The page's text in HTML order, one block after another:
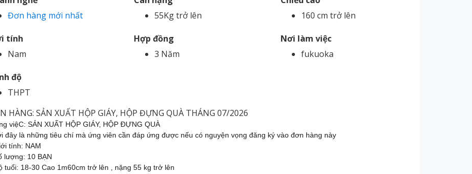
Đơn hàng mới nhất
55Kg trở lên
160 cm trở lên
tính
Nam
Hợp đồng
3 Năm
Nơi làm việc
fukuoka
độ
THPT
HÀNG: SẢN XUẤT HỘP GIÁY, HỘP ĐỰNG QUÀ THÁNG 07/2026
việC: SẢN XUẤT HỘP GIÁY, HỘP ĐỰNG QUÀ
đây là những tiêu chí mà ứng viên cần đáp ứng được nếu có nguyện vọng đăng ký vào đơn hàng này
tính: NAM
lượng: 10 BẠN
tuổi: 18-30 Cao 1m60cm trở lên , nặng 55 kg trở lên